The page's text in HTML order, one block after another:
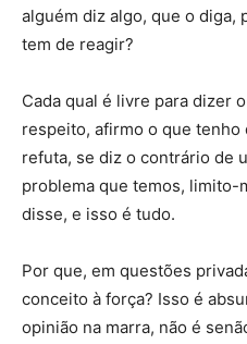
alguém diz algo, que o diga,
tem de reagir?
Cada qual é livre para dizer
respeito, afirmo o que tenho
refuta, se diz o contrário de
problema que temos, limito-
disse, e isso é tudo.
Por que, em questões
conceito à força? Isso é
opinião na marra, não é